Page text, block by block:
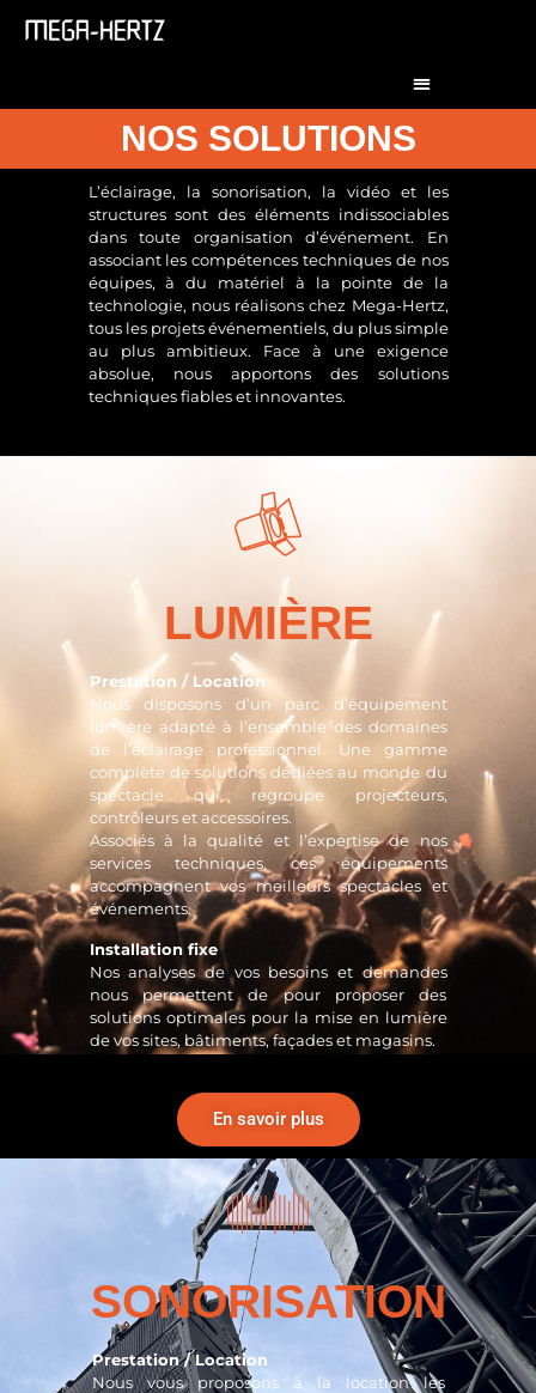
NOS SOLUTIONS
L’éclairage, la sonorisation, la vidéo et les
structures sont des éléments indissociables
dans toute organisation d’événement. En
associant les compétences techniques de nos
équipes, à du matériel à la pointe de la
technologie, nous réalisons chez Mega-Hertz,
tous les projets événementiels, du plus simple
au plus ambitieux. Face à une exigence
absolue, nous apportons des solutions
techniques fiables et innovantes.
LUMIÈRE
Prestation / Location
Nous disposons d’un parc d’équipement
lumière adapté à l’ensemble des domaines
de l’éclairage professionnel. Une gamme
complète de solutions dédiées au monde du
spectacle qui regroupe projecteurs,
contrôleurs et accessoires.
Associés à la qualité et l’expertise de nos
services techniques, ces équipements
accompagnent vos meilleurs spectacles et
événements.
Installation fixe
Nos analyses de vos besoins et demandes
nous permettent de pour proposer des
solutions optimales pour la mise en lumière
de vos sites, bâtiments, façades et magasins.
En savoir plus
SONORISATION
Prestation / Location
Nous vous proposons à la location les